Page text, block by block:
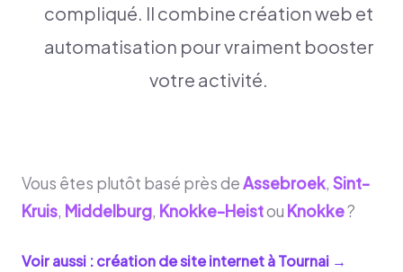
compliqué. Il combine création web et
automatisation pour vraiment booster
votre activité.
Vous êtes plutôt basé près deAssebroek, Sint-
Kruis, Middelburg, Knokke-Heistou Knokke?
Voir aussi : création de site internet àTournai →